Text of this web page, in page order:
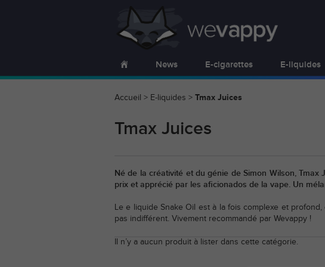
News E-cigarettes E-liquides
Accueil > E-liquides > Tmax Juices
Tmax Juices
Né de la créativité et du génie de Simon Wilson,
prix et apprécié par les aficionados de la vape. Un
Le e liquide Snake Oil est à la fois complexe et
pas indifférent. Vivement recommandé par Wevappy !
Il n’y a aucun produit à lister dans cette catégorie.